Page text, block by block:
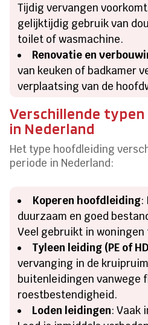
Tijdig vervangen
gelijktijdig gebruik van
toilet of wasmachine.
Renovatie en
van keuken of badkamer
verplaatsing van de
Verschillende
in Nederland
Het type hoofdleiding
periode in Nederland:
Koperen hoofdleiding:
duurzaam en goed
Veel gebruikt in
Tyleen leiding (PE of
vervanging in de
buitenleidingen vanwege
roestbestendigheid.
Loden leidingen: Vaak